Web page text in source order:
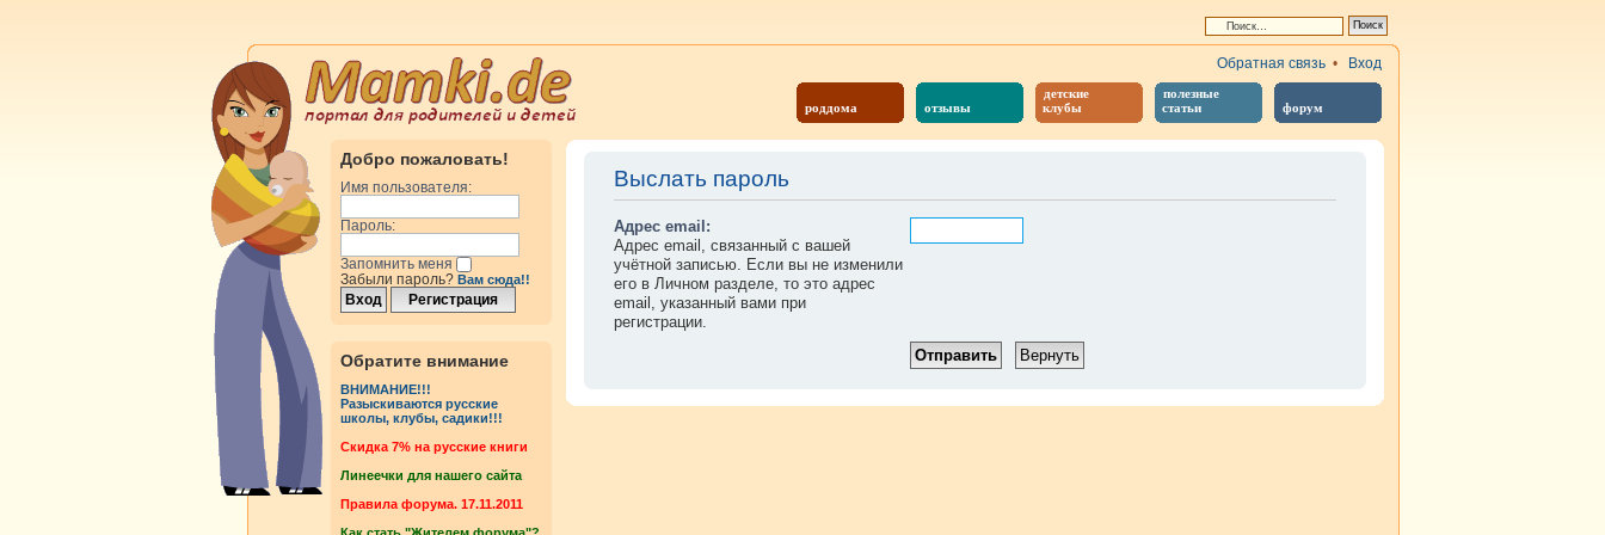
роддома отзывы
детские
клубы
полезные
статьи
форум
Обратная связь • Вход
Добро пожаловать!
Имя пользователя:
Пароль:
Запомнить меня
Забыли пароль? Вам сюда!!
Обратите внимание
ВНИМАНИЕ!!!
Разыскиваются русские
школы, клубы, садики!!!
Cкидка 7% на русские книги
Линеечки для нашего сайта
Правила форума. 17.11.2011
Выслать пароль
Адрес email:
Адрес email, связанный с вашей
учётной записью. Если вы не изменили
его в Личном разделе, то это адрес
email, указанный вами при
регистрации.